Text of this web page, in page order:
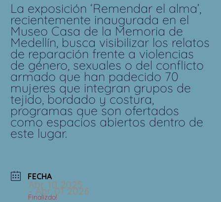
La exposición ‘Remendar el alma’,
recientemente inaugurada en el
Museo Casa de la Memoria de
Medellín, busca visibilizar los relatos
de reparación frente a violencias
de género, sexuales o del conflicto
armado que han padecido 70
mujeres que integran grupos de
tejido, bordado y costura,
programas que son ofertados
como espacios abiertos dentro de
este lugar.
FECHA
Abr 10 2025
- Abr 01 2026
Finalizdo!